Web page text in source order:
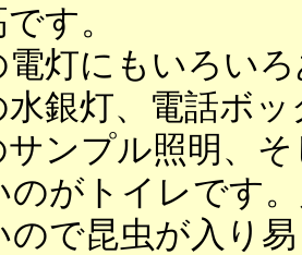
す。
灯にもいろい
銀灯、電話ボッ
ンプル照明、
のがトイレです
ので昆虫が入り